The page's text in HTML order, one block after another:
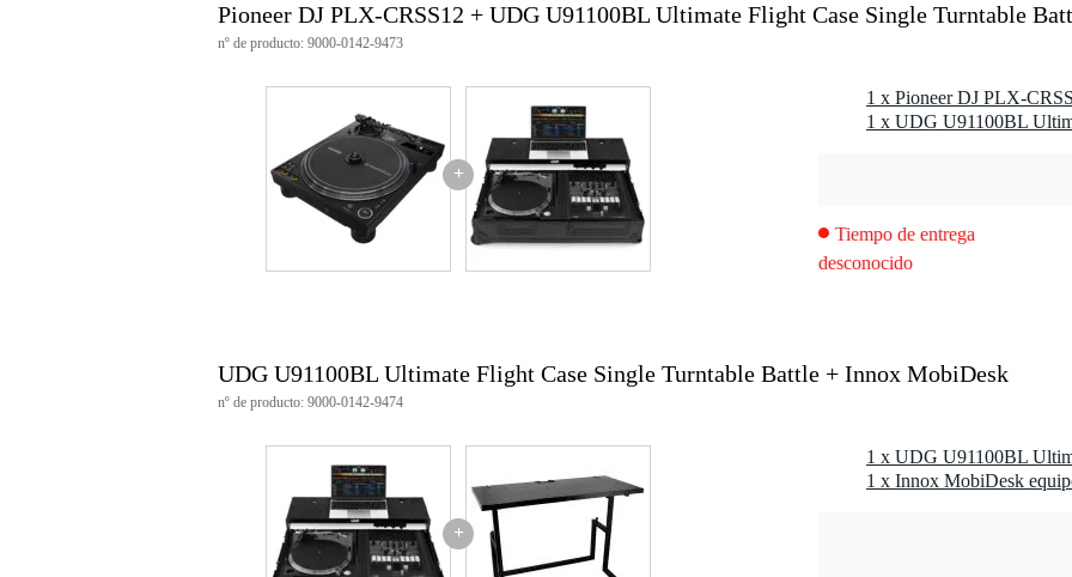
UDG Ultimate Flight Case Tocadiscos Batalla Simple y Mezclador 10"/12" Negro Plus
U91100BL
acabado en negro MDF y perfil de aluminio, con patrón de nido de abeja
herrajes con recubrimiento de polvo y anodizados
con ruedas de transporte y asa de carro extensible
con estante extensible para portátil
panel frontal y trasero desmontable
canal para cables con cubierta UDG extraíble
perfil de aluminio extra ancho
esquinas de bola apilables
peso: 28 kg
Pioneer DJ PLX-CRSS12 + UDG U91100BL Ultimate Flight Case Single Turntable
nº de producto: 9000-0142-9473
+
1 x Pioneer DJ PLX-
Tiempo de entrega
desconocido
UDG U91100BL Ultimate Flight Case Single Turntable Battle + Innox MobiDesk
nº de producto: 9000-0142-9474
+
1 x Innox MobiDesk